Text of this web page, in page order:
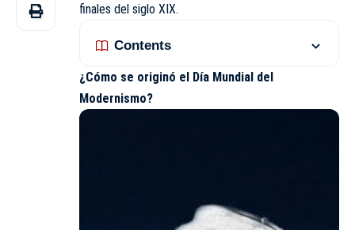
finales del siglo XIX.
Contents
¿Cómo se originó el Día Mundial del
Modernismo?